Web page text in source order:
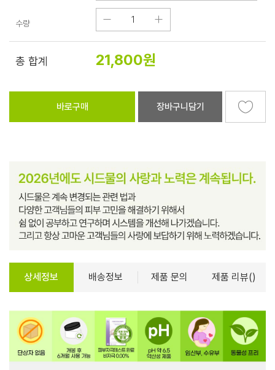
수량
총 합계 21,800원
바로구매 장바구니담기
상세정보 배송정보 제품 문의 제품 리뷰()